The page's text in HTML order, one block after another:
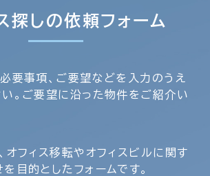
探しの依頼フォーム
要事項、ご要望などを入力のうえ
。ご要望に沿った物件をご紹介い
オフィス移転やオフィスビルに関す
目的としたフォームです。